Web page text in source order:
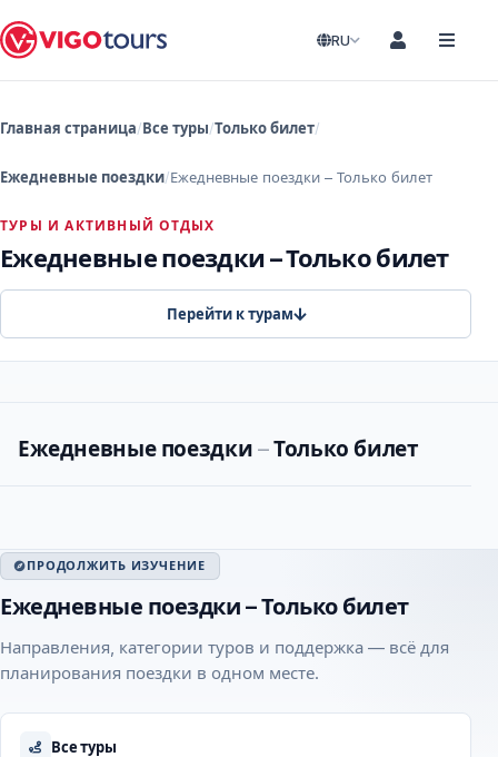
RU
Главная страница Все туры Только билет
Ежедневные поездки Ежедневные поездки – Только билет
ТУРЫ И АКТИВНЫЙ ОТДЫХ
Ежедневные поездки – Только билет
Перейти к турам
Ежедневные поездки –Только билет
ПРОДОЛЖИТЬ ИЗУЧЕНИЕ
Ежедневные поездки – Только билет
Направления, категории туров и поддержка — всё для
планирования поездки в одном месте.
Все туры